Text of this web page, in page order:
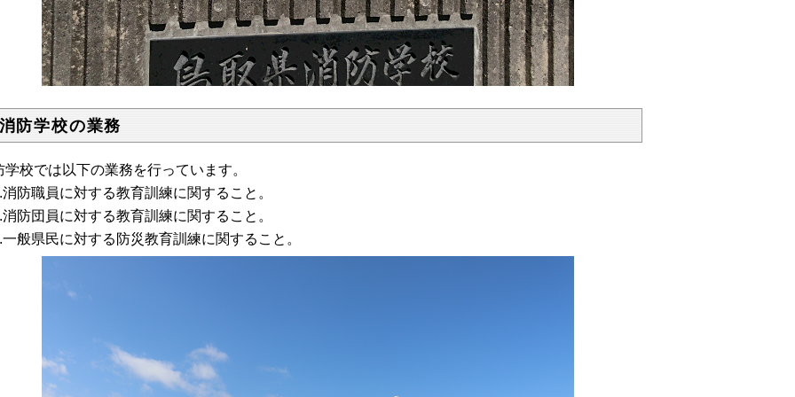
防学校の業務
学校では以下の業務を行っています。
防職員に対する教育訓練に関すること。
防団員に対する教育訓練に関すること。
般県民に対する防災教育訓練に関すること。